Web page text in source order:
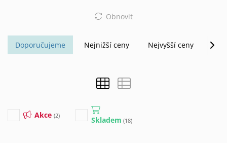
Obnovit
Doporučujeme Nejnižší ceny Nejvyšší ceny
Akce (2) Skladem (18)